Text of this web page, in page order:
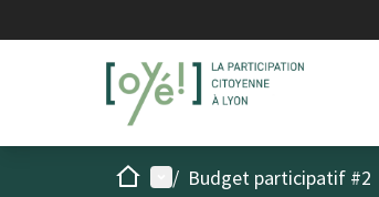
AccueilMenu principal
/ Budget participatif #2